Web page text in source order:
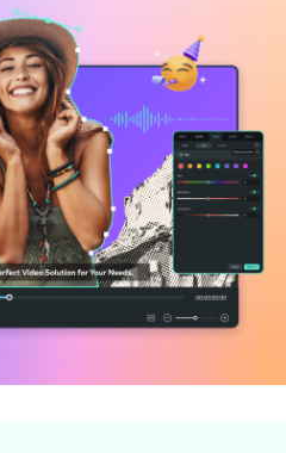
로그인